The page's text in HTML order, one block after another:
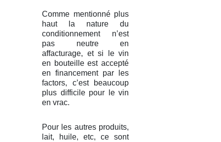
Comme mentionné plus
haut la nature du
conditionnement n’est
pas neutre en
affacturage, et si le vin
en bouteille est accepté
en financement par les
factors, c’est beaucoup
plus difficile pour le vin
en vrac.
Pour les autres produits,
lait, huile, etc, ce sont